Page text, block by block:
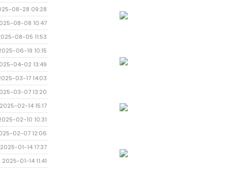
08-28 09:28
08-08 10:47
08-05 11:53
06-19 10:15
04-02 13:49
03-17 14:03
03-07 13:20
2025-02-14 15:17
02-10 10:31
02-07 12:06
2025-01-14 17:37
2025-01-14 11:41